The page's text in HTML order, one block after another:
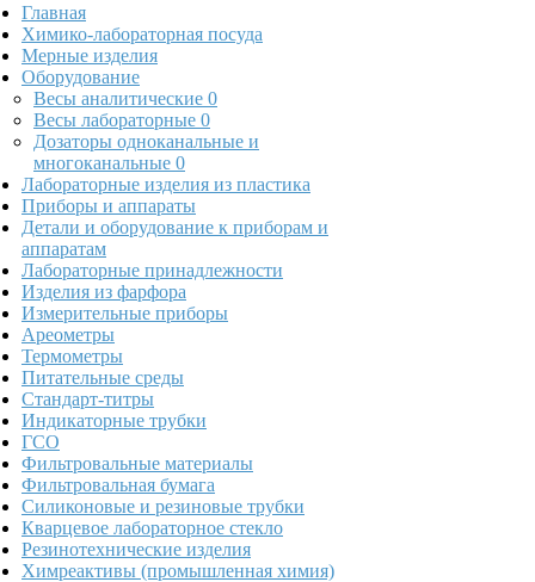
Главная
Химико-лабораторная посуда
Мерные изделия
Оборудование
Весы аналитические 0
Весы лабораторные 0
Дозаторы одноканальные и
многоканальные 0
Лабораторные изделия из пластика
Приборы и аппараты
Детали и оборудование к приборам и
аппаратам
Лабораторные принадлежности
Изделия из фарфора
Измерительные приборы
Ареометры
Термометры
Питательные среды
Стандарт-титры
Индикаторные трубки
ГСО
Фильтровальные материалы
Фильтровальная бумага
Силиконовые и резиновые трубки
Кварцевое лабораторное стекло
Резинотехнические изделия
Химреактивы (промышленная химия)